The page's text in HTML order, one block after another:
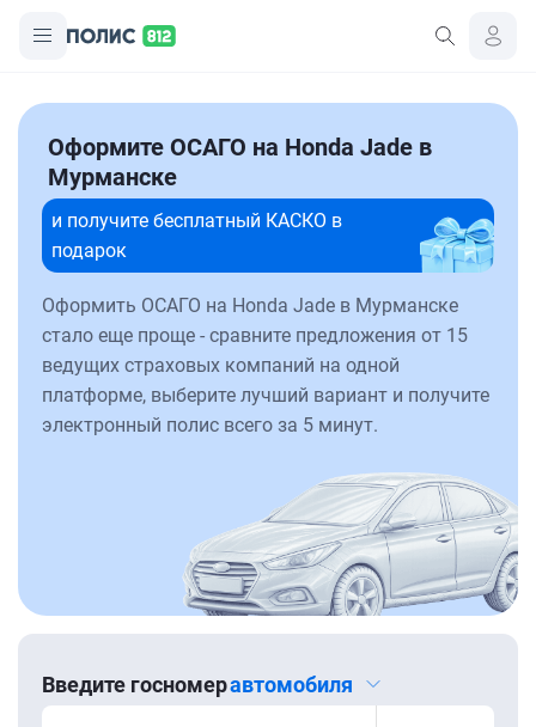
Оформите ОСАГО на Honda Jade в
Мурманске
и получите бесплатный КАСКО в
подарок
Оформить ОСАГО на Honda Jade в Мурманске
стало еще проще - сравните предложения от 15
ведущих страховых компаний на одной
платформе, выберите лучший вариант и получите
электронный полис всего за 5 минут.
Введите госномеравтомобиля